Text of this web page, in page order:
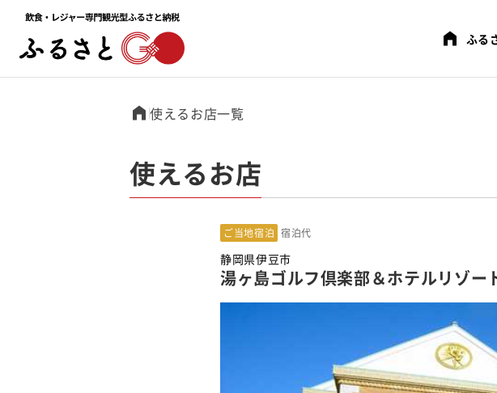
ふる
使えるお店一覧
使えるお店
ご当地宿泊 宿泊代
静岡県伊豆市
湯ヶ島ゴルフ倶楽部＆ホテルリゾー